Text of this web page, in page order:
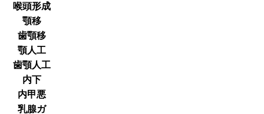
喉頭形成
顎移
歯顎移
顎人工
歯顎人工
内下
内甲悪
乳腺ガ